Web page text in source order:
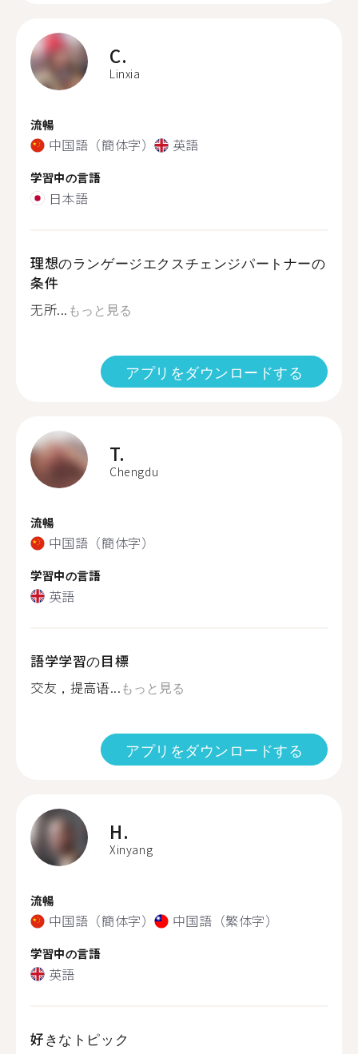
C.
Linxia
流暢
中国語（簡体字） 英語
学習中の言語
日本語
理想のランゲージエクスチェンジパートナーの
条件
无所... もっと見る
アプリをダウンロードする
T.
Chengdu
流暢
中国語（簡体字）
学習中の言語
英語
語学学習の目標
交友，提高语...もっと見る
アプリをダウンロードする
H.
Xinyang
流暢
中国語（簡体字） 中国語（繁体字）
学習中の言語
英語
好きなトピック